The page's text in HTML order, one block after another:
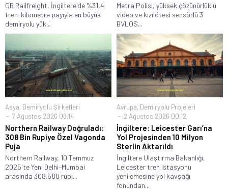
GB Railfreight, İngiltere'de %31,4
tren-kilometre payıyla en büyük
demiryolu yük...
Metra Polisi, yüksek çözünürlüklü
video ve kızılötesi sensörlü 3
BVLOS...
Asya, Demiryolu Şirketleri
7 Ağustos 2026 08:14
Northern Railway Doğruladı:
308 Bin Rupiye Özel Vagonda
Puja
Northern Railway, 10 Temmuz
2025'te Yeni Delhi–Mumbai
arasında 308.580 rupi...
Avrupa, Demiryolu Projeleri
2 Ağustos 2026 00:12
İngiltere: Leicester Garı’na
Yol Projesinden 10 Milyon
Sterlin Aktarıldı
İngiltere Ulaştırma Bakanlığı,
Leicester tren istasyonu
yenilemesine yol kavşağı
fonundan...